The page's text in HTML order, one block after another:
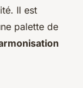
Il est
palette de